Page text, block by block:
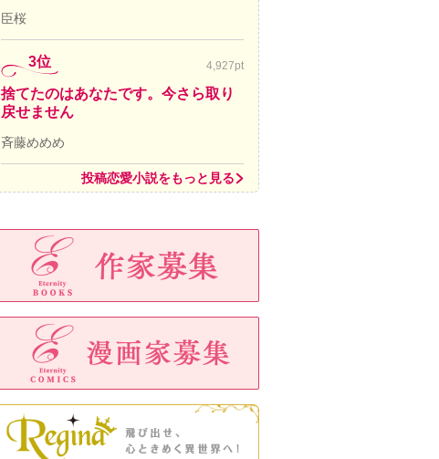
臣桜
3位 4,927pt
捨てたのはあなたです。今さら取り
戻せません
斉藤めめめ
投稿恋愛小説をもっと見る